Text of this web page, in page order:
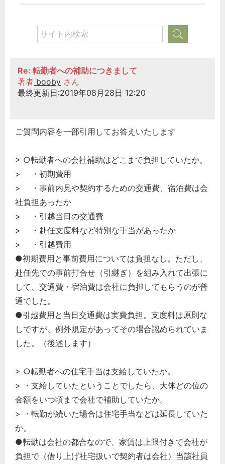
Re: 転勤者への補助につきまして
著者 booby さん
最終更新日:2019年08月28日 12:20
ご質問内容を一部引用してお答えいたします
> ○転勤者への会社補助はどこまで負担していたか。
> ・初期費用
> ・事前内見や契約するための交通費、宿泊費は会
社負担あったか
> ・引越当日の交通費
> ・赴任支度料など特別な手当があったか
> ・引越費用
●初期費用と事前費用については負担なし。ただし、
赴任先での事前打合せ（引継ぎ）を組み入れて出張に
して、交通費・宿泊費は会社に負担してもらうのが普
通でした。
●引越費用と当日交通費は実費負担。支度料は原則な
しですが、例外規定があってその場合認められていま
した。（後述します）
> ○転勤者への住宅手当は支給していたか。
> ・支給していたということでしたら、大体どの位の
金額をいつ頃まで会社で補助していたか。
> ・転勤が続いた場合は住宅手当などは延長していた
か。
●転勤は会社の都合なので、家賃は上限付きで会社が
負担で（借り上げ社宅扱いで契約者は会社）当該社員